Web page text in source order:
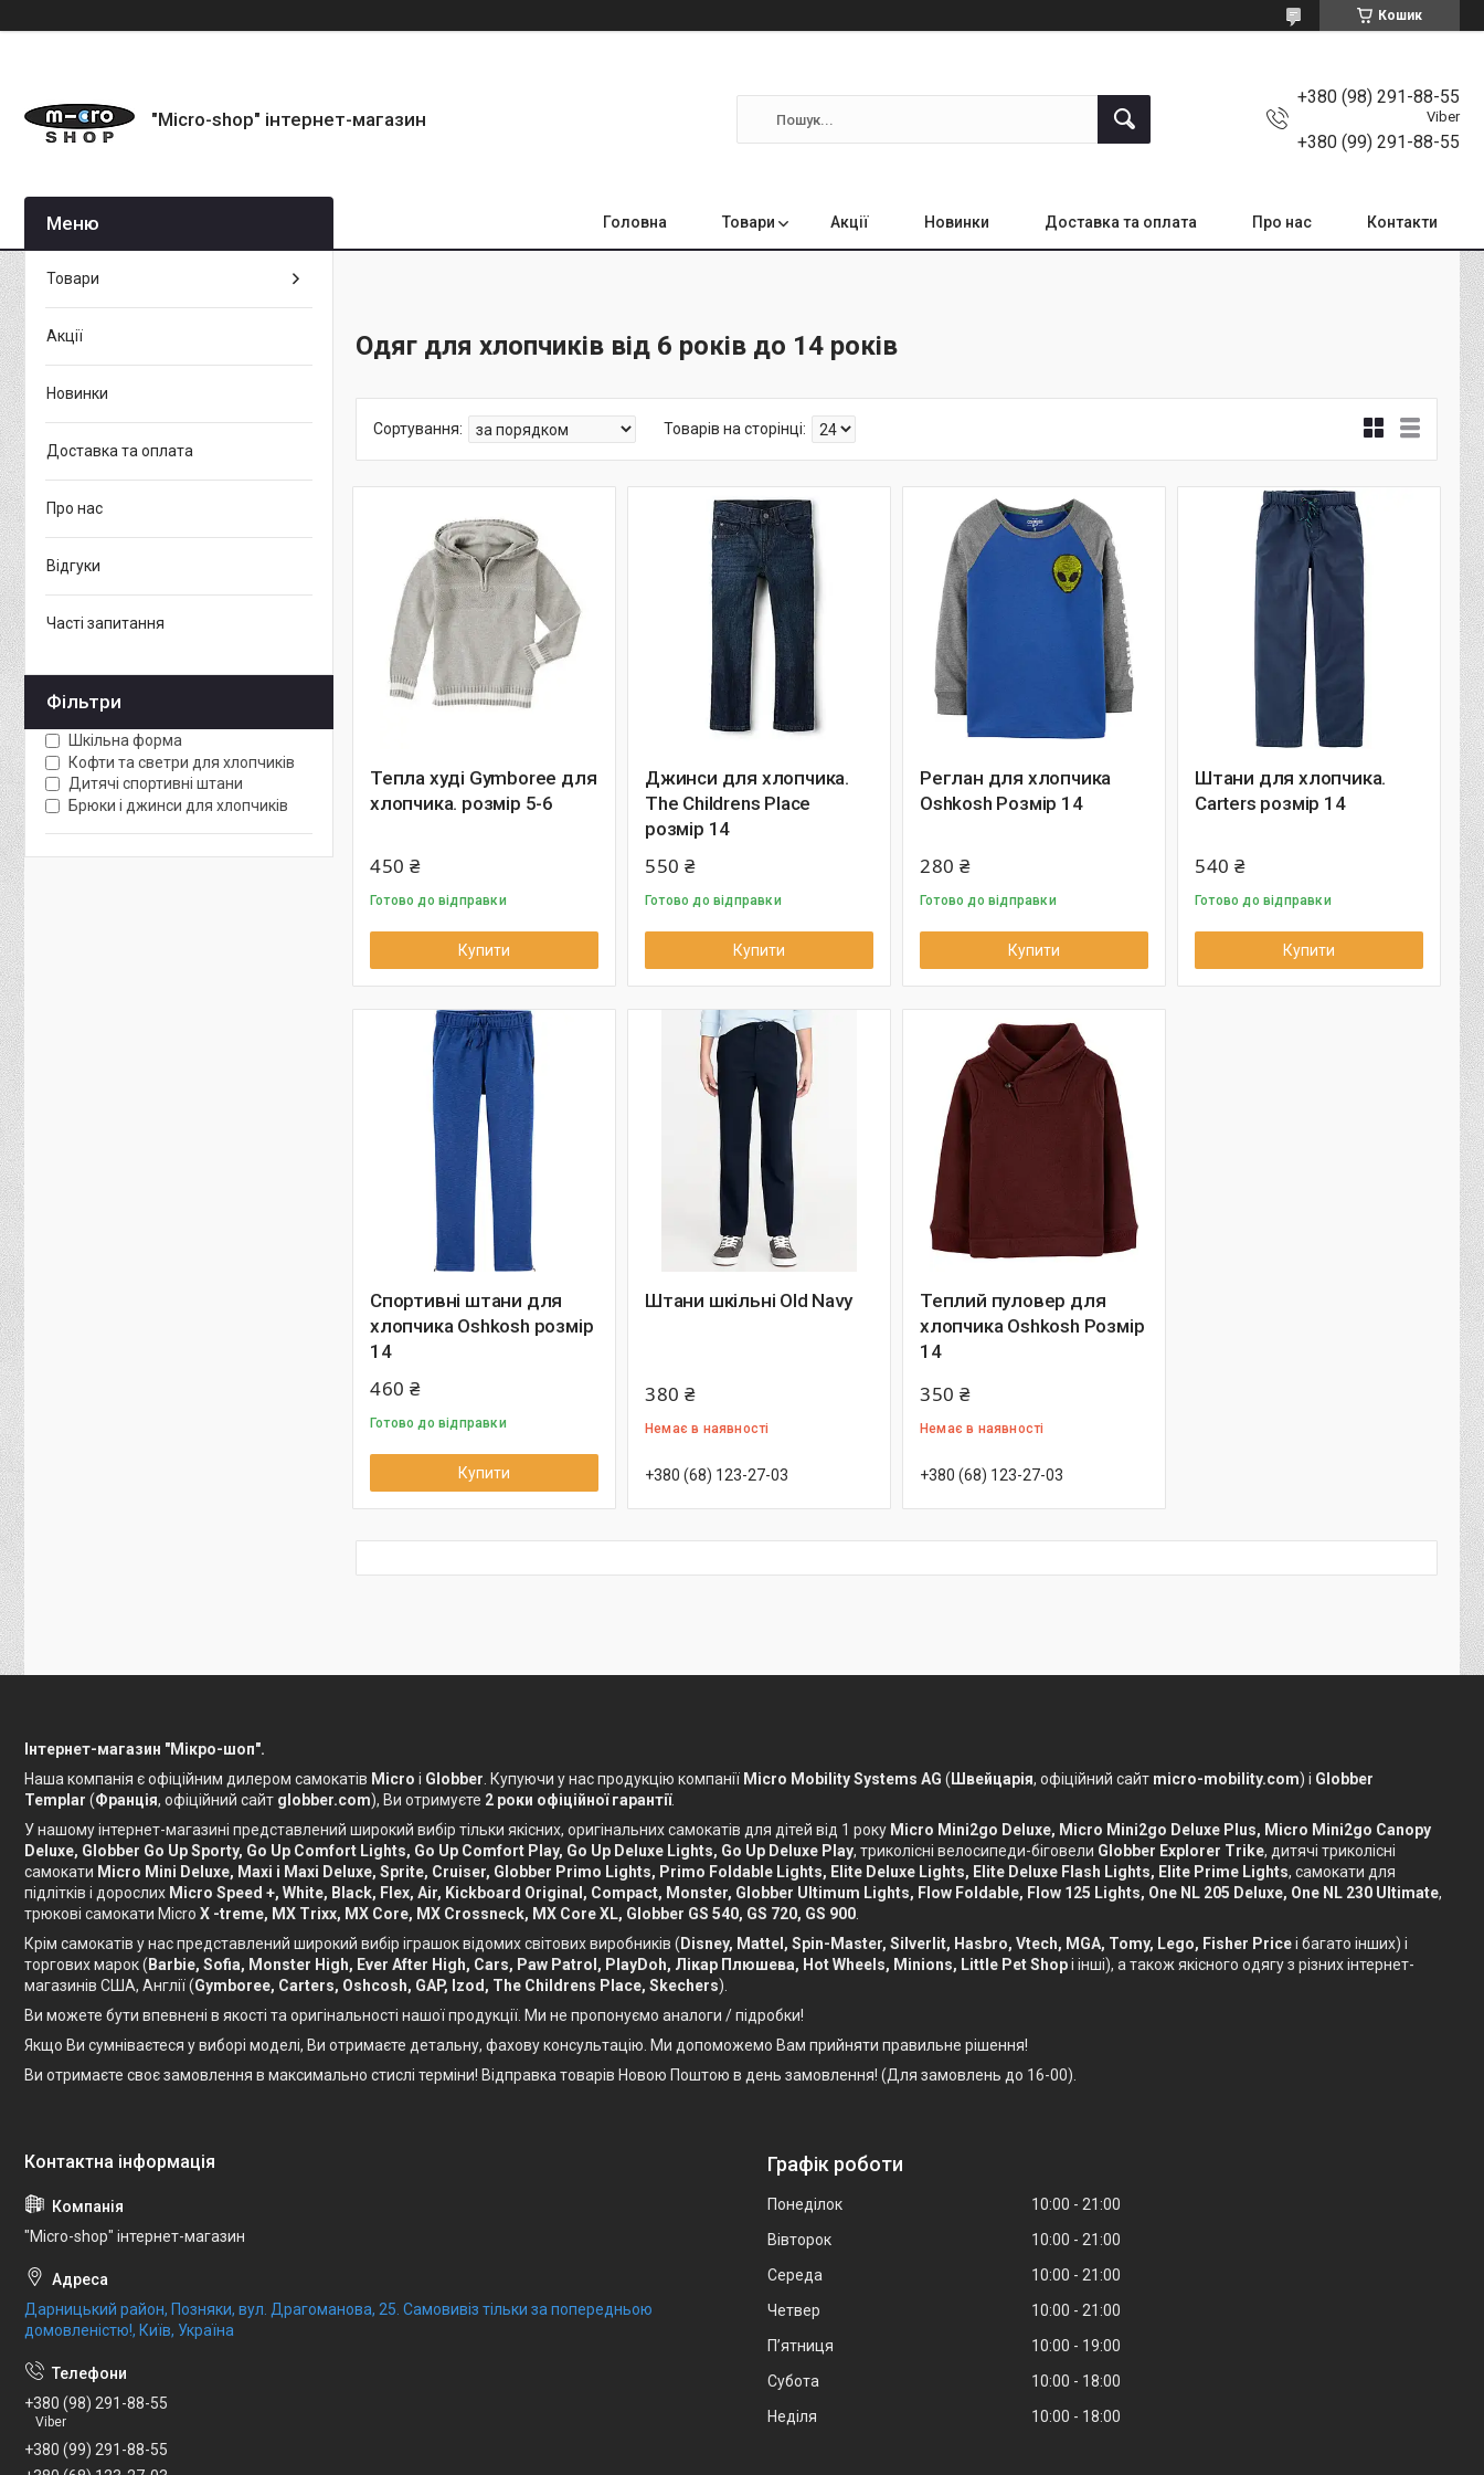
Кошик
"Micro-shop" інтернет-магазин
+380 (98) 291-88-55
Viber
+380 (99) 291-88-55
Головна Товари Акції Новинки Доставка та оплата Про нас Контакти
Одяг для хлопчиків від 6 років до 14 років
Тепла худі Gymboree для
хлопчика. розмір 5-6
450 ₴
Готово до відправки
Купити
Джинси для хлопчика.
The Childrens Place
розмір 14
550 ₴
Готово до відправки
Купити
Реглан для хлопчика
Oshkosh Розмір 14
280 ₴
Готово до відправки
Купити
Штани для хлопчика.
Carters розмір 14
540 ₴
Готово до відправки
Купити
Спортивні штани для
хлопчика Oshkosh розмір
14
460 ₴
Готово до відправки
Купити
Штани шкільні Old Navy
380 ₴
Немає в наявності
+380 (68) 123-27-03
Теплий пуловер для
хлопчика Oshkosh Розмір
14
350 ₴
Немає в наявності
+380 (68) 123-27-03
Товари
Акції
Новинки
Доставка та оплата
Про нас
Відгуки
Часті запитання
Фільтри
Шкільна форма
Кофти та светри для хлопчиків
Дитячі спортивні штани
Брюки і джинси для хлопчиків
Інтернет-магазин "Мікро-шоп".
Наша компанія є офіційним дилером самокатів Micro і Globber . Купуючи у нас продукцію компанії Micro Mobility Systems AG ( Швейцарія, офіційний сайт micro-mobility.com) і Globber
Templar (Франція, офіційний сайт globber.com), Ви отримуєте 2 роки офіційної гарантії.
У нашому інтернет-магазині представлений широкий вибір тільки якісних, оригінальних самокатів для дітей від 1 року Micro Mini2go Deluxe, Micro Mini2go Deluxe Plus, Micro Mini2go Canopy
Deluxe, Globber Go Up Sporty, Go Up Comfort Lights, Go Up Comfort Play, Go Up Deluxe Lights, Go Up Deluxe Play, триколісні велосипеди-біговели Globber Explorer Trike, дитячі триколісні
самокати Micro Mini Deluxe, Maxi і Maxi Deluxe, Sprite, Cruiser, Globber Primo Lights, Primo Foldable Lights, Elite Deluxe Lights, Elite Deluxe Flash Lights, Elite Prime Lights, самокати для
підлітків і дорослих Micro Speed ​​+, White, Black, Flex, Air, Kickboard Original, Compact, Monster, Globber Ultimum Lights, Flow Foldable, Flow 125 Lights, One NL 205 Deluxe, One NL 230 Ultimate,
трюкові самокати Micro X -treme, MX Trixx, MX Core, MX Crossneck, MX Core XL, Globber GS 540, GS 720, GS 900
Крім самокатів у нас представлений широкий вибір іграшок відомих світових виробників ( Disney, Mattel, Spin-Master, Silverlit, Hasbro, Vtech, MGA, Tomy, Lego, Fisher Priceі багато інших) і
торгових марок ( Barbie, Sofia, Monster High, Ever After High, Cars, Paw Patrol, PlayDoh, Лікар Плюшева, Hot Wheels, Minions, Little Pet Shopі інші), а також якісного одягу з різних інтернет-
магазинів США, Англії (Gymboree, Carters, Oshcosh, GAP, Izod, The Childrens Place, Skechers).
Ви можете бути впевнені в якості та оригінальності нашої продукції. Ми не пропонуємо аналоги / підробки!
Якщо Ви сумніваєтеся у виборі моделі, Ви отримаєте детальну, фахову консультацію. Ми допоможемо Вам прийняти правильне рішення!
Ви отримаєте своє замовлення в максимально стислі терміни! Відправка товарів Новою Поштою в день замовлення! (Для замовлень до 16-00).
"Micro-shop" інтернет-магазин
Дарницький район, Позняки, вул. Драгоманова, 25. Самовивіз тільки за попередньою
домовленістю!, Київ, Україна
+380 (98) 291-88-55
Viber
+380 (99) 291-88-55
Графік роботи
Понеділок 10:00
21:00
Вівторок
10:00
21:00
Середа
10:00
21:00
Четвер
10:00
21:00
Пʼятниця
10:00
19:00
Субота
10:00
18:00
Неділя
10:00 18:00